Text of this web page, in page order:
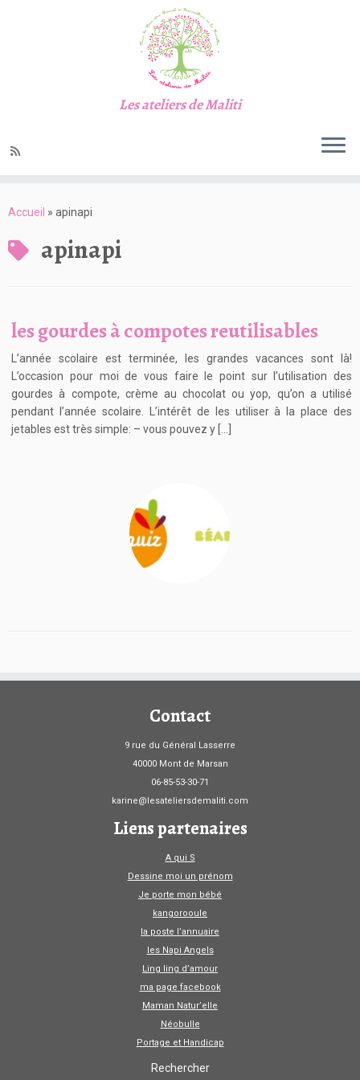
au
Les ateliers de Maliti
Accueil » apinapi
apinapi
les gourdes à compotes reutilisables
L’année scolaire est terminée, les grandes vacances sont là!
L’occasion pour moi de vous faire le point sur l’utilisation des
gourdes à compote, crème au chocolat ou yop, qu’on a utilisé
pendant l’année scolaire. L’intérêt de les utiliser à la place des
jetables est très simple: – vous pouvez y […]
Contact
9 rue du Général Lasserre
40000 Mont de Marsan
06-85-53-30-71
karine@lesateliersdemaliti.com
Liens partenaires
A qui S
Dessine moi un prénom
Je porte mon bébé
kangorooule
la poste l’annuaire
les Napi Angels
Ling ling d’amour
ma page facebook
Maman Natur’elle
Néobulle
Portage et Handicap
Rechercher